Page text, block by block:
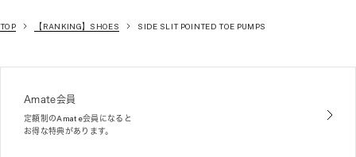
TOP 【RANKING】SHOES SIDE SLIT POINTED TOE PUMPS
Amate会員
定額制のAmate会員になると
お得な特典があります。